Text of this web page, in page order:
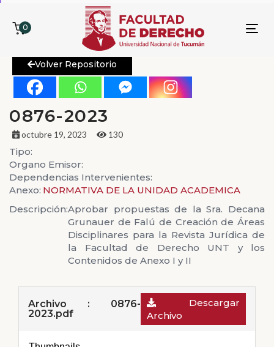
0
Volver Repositorio
0876-2023
octubre 19, 2023 130
Tipo:
Organo Emisor:
Dependencias Intervenientes:
Anexo: NORMATIVA DE LA UNIDAD ACADEMICA
Descripción:Aprobar propuestas de la Sra. Decana
Grunauer de Falú de Creación de Áreas
Disciplinares para la Revista Jurídica de
la Facultad de Derecho UNT y los
Contenidos de Anexo I y II
Archivo : 0876-
2023.pdf
Descargar
Archivo